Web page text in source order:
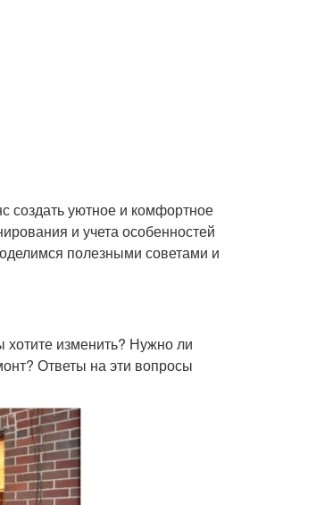
создать уютное и комфортное
и учета особенностей
полезными советами и
изменить? Нужно ли
Ответы на эти вопросы